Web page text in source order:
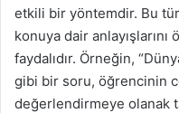
etkili bir yöntemdir. Bu
konuya dair anlayışlarını
faydalıdır. Örneğin,
gibi bir soru, öğrencinin
değerlendirmeye olanak